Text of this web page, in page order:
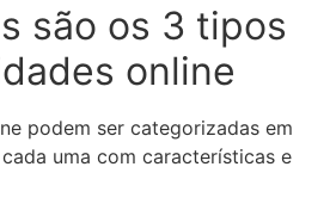
são os 3 tipos
online
podem ser categorizadas em
uma com características e